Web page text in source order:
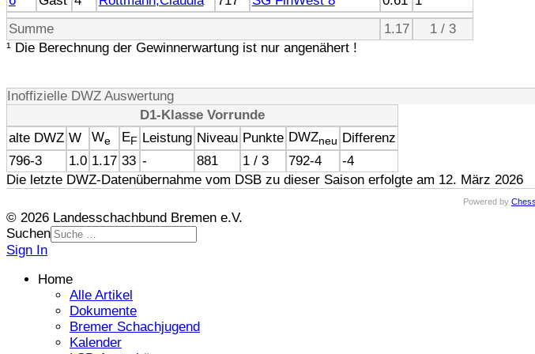
Summe
1.17
1 / 3
¹ Die Berechnung der Gewinnerwartung ist nur angenähert !
Inoffizielle DWZ Auswertung
D1-Klasse Vorrunde
alte DWZ W We EF Leistung Niveau Punkte DWZneu Differenz
796-3
1.0 1.17 33 - 881 1 / 3 792-4
-4
Die letzte DWZ-Datenübernahme vom DSB zu dieser Saison erfolgte am 12. März 2026
Powered by
© 2026 Landesschachbund Bremen e.V.
Suchen
Sign In
Home
Alle Artikel
Dokumente
Bremer Schachjugend
Kalender